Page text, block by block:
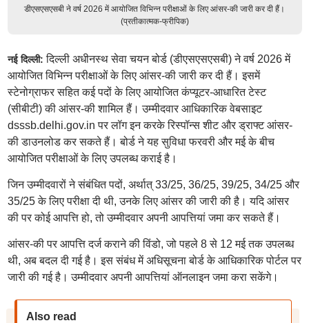
डीएसएसएसबी ने वर्ष 2026 में आयोजित विभिन्न परीक्षाओं के लिए आंसर-की जारी कर दी हैं।
(प्रतीकात्मक-फ्रीपिक)
नई दिल्ली: दिल्ली अधीनस्थ सेवा चयन बोर्ड (डीएसएसएसबी) ने वर्ष 2026 में
आयोजित विभिन्न परीक्षाओं के लिए आंसर-की जारी कर दी हैं। इसमें
स्टेनोग्राफर सहित कई पदों के लिए आयोजित कंप्यूटर-आधारित टेस्ट
(सीबीटी) की आंसर-की शामिल हैं। उम्मीदवार आधिकारिक वेबसाइट
dsssb.delhi.gov.in पर लॉग इन करके रिस्पॉन्स शीट और ड्राफ्ट आंसर-
की डाउनलोड कर सकते हैं। बोर्ड ने यह सुविधा फरवरी और मई के बीच
आयोजित परीक्षाओं के लिए उपलब्ध कराई है।
जिन उम्मीदवारों ने संबंधित पदों, अर्थात् 33/25, 36/25, 39/25, 34/25 और
35/25 के लिए परीक्षा दी थी, उनके लिए आंसर की जारी की है। यदि आंसर
की पर कोई आपत्ति हो, तो उम्मीदवार अपनी आपत्तियां जमा कर सकते हैं।
आंसर-की पर आपत्ति दर्ज कराने की विंडो, जो पहले 8 से 12 मई तक उपलब्ध
थी, अब बदल दी गई है। इस संबंध में अधिसूचना बोर्ड के आधिकारिक पोर्टल पर
जारी की गई है। उम्मीदवार अपनी आपत्तियां ऑनलाइन जमा करा सकेंगे।
Also read